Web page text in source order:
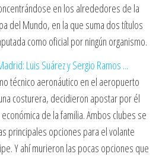
en los alrededores de la
del Mundo, en la que suma dos títulos
como oficial por ningún organismo.
técnico aeronáutico en el aeropuerto
costurera, decidieron apostar por él
de la familia. Ambos clubes se
principales opciones para el volante
Y ahí murieron las pocas opciones que